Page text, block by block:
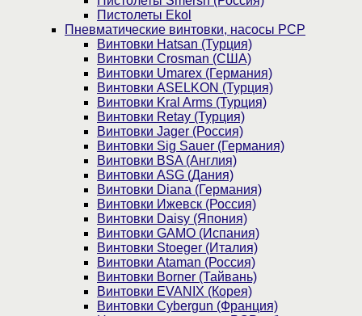
Пистолеты Ekol
Пневматические винтовки, насосы PCP
Винтовки Hatsan (Турция)
Винтовки Crosman (США)
Винтовки Umarex (Германия)
Винтовки ASELKON (Турция)
Винтовки Kral Arms (Турция)
Винтовки Retay (Турция)
Винтовки Jager (Россия)
Винтовки Sig Sauer (Германия)
Винтовки BSA (Англия)
Винтовки ASG (Дания)
Винтовки Diana (Германия)
Винтовки Ижевск (Россия)
Винтовки Daisy (Япония)
Винтовки GAMO (Испания)
Винтовки Stoeger (Италия)
Винтовки Ataman (Россия)
Винтовки Borner (Тайвань)
Винтовки EVANIX (Корея)
Винтовки Cybergun (Франция)